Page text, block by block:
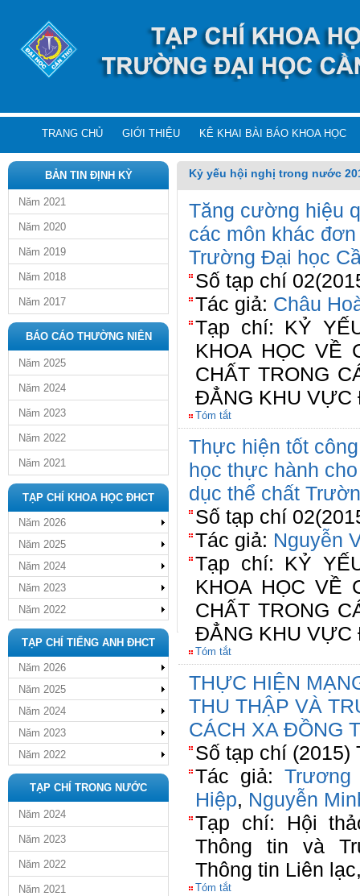
TRANG CHỦ GIỚI THIỆU KÊ KHAI BÀI BÁO KHOA HỌC
BẢN TIN ĐỊNH KỲ
Năm 2021
Năm 2020
Năm 2019
Năm 2018
Năm 2017
BÁO CÁO THƯỜNG NIÊN
Năm 2025
Năm 2024
Năm 2023
Năm 2022
Năm 2021
TẠP CHÍ KHOA HỌC ĐHCT
Năm 2026
Năm 2025
Năm 2024
Năm 2023
Năm 2022
TẠP CHÍ TIẾNG ANH ĐHCT
Năm 2026
Năm 2025
Năm 2024
Năm 2023
Năm 2022
TẠP CHÍ TRONG NƯỚC
Năm 2024
Năm 2023
Năm 2022
Năm 2021
Kỷ yếu hội nghị trong nước
Tăng cường hiệu
các môn khác
Trường Đại học
Số tạp chí
Tác giả: Châu
Tạp chí: KỶ
KHOA HỌC VỀ
CHẤT TRONG
ĐẲNG KHU VỰC
Tóm tắt
Thực hiện tốt
học thực hành
dục thể chất
Số tạp chí
Tác giả: Nguyễn
Tạp chí: KỶ
KHOA HỌC VỀ
CHẤT TRONG
ĐẲNG KHU VỰC
Tóm tắt
THỰC HIỆN
THU THẬP VÀ
CÁCH XA ĐỒNG
Số tạp chí (2015)
Tác giả:Trương
Hiệp, Nguyễn
Tạp chí: Hội
Thông tin và
Thông tin Liên
Tóm tắt